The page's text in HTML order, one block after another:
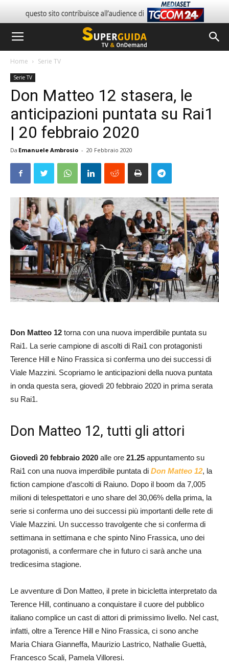
Home Serie TV
Serie TV
Don Matteo 12 stasera, le
anticipazioni puntata su Rai1
| 20 febbraio 2020
Da Emanuele Ambrosio - 20 Febbraio 2020
Don Matteo 12 torna con una nuova imperdibile puntata su
Rai1. La serie campione di ascolti di Rai1 con protagonisti
Terence Hill e Nino Frassica si conferma uno dei successi di
Viale Mazzini. Scopriamo le anticipazioni della nuova puntata
in onda questa sera, giovedì 20 febbraio 2020 in prima serata
su Rai1.
Don Matteo 12, tutti gli attori
Giovedì 20 febbraio 2020 alle ore 21.25 appuntamento su
Rai1 con una nuova imperdibile puntata di Don Matteo 12, la
fiction campione d’ascolti di Raiuno. Dopo il boom da 7,005
milioni di telespettatori e uno share del 30,06% della prima, la
serie si conferma uno dei successi più importanti delle rete di
Viale Mazzini. Un successo travolgente che si conferma di
settimana in settimana e che spinto Nino Frassica, uno dei
protagonisti, a confermare che in futuro ci sarà anche una
tredicesima stagione.
Le avventure di Don Matteo, il prete in bicicletta interpretato da
Terence Hill, continuano a conquistare il cuore del pubblico
italiano complice un cast di attori di primissimo livello. Nel cast,
infatti, oltre a Terence Hill e Nino Frassica, ci sono anche
Maria Chiara Gianneffa, Maurizio Lastrico, Nathalie Guettà,
Francesco Scali, Pamela Villoresi.